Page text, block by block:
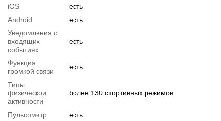
iOS
есть
Android
есть
Уведомления о
входящих
событиях
есть
Функция
громкой связи
есть
Типы
физической
активности
более 130 спортивных режимов
Пульсометр
есть